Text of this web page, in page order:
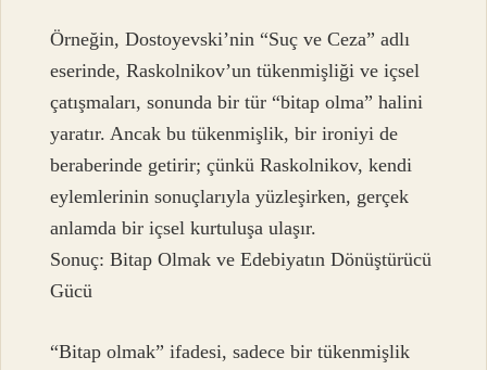
Örneğin, Dostoyevski’nin “Suç ve Ceza” adlı
eserinde, Raskolnikov’un tükenmişliği ve içsel
çatışmaları, sonunda bir tür “bitap olma” halini
yaratır. Ancak bu tükenmişlik, bir ironiyi de
beraberinde getirir; çünkü Raskolnikov, kendi
eylemlerinin sonuçlarıyla yüzleşirken, gerçek
anlamda bir içsel kurtuluşa ulaşır.
Sonuç: Bitap Olmak ve Edebiyatın Dönüştürücü
Gücü
“Bitap olmak” ifadesi, sadece bir tükenmişlik